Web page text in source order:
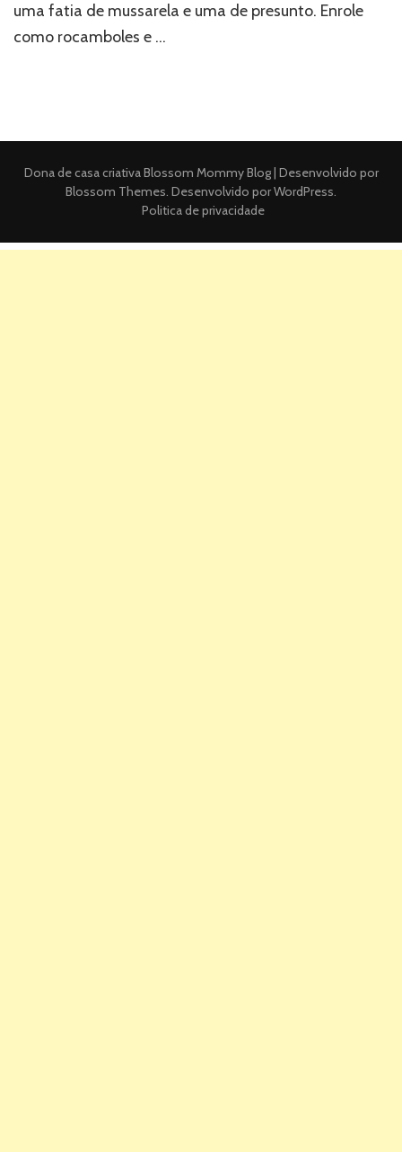
uma fatia de mussarela e uma de presunto. Enrole
como rocamboles e …
Dona de casa criativaBlossom Mommy Blog | Desenvolvido por
Blossom Themes. Desenvolvido porWordPress.
Politica de privacidade